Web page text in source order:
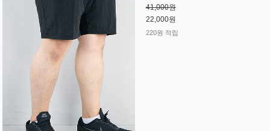
41,000원
22,000원
220원 적립